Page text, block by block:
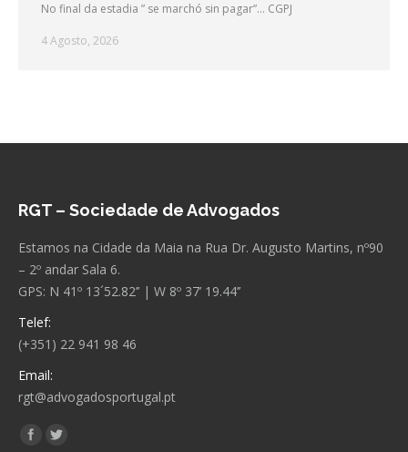
No final da estadia ” se marchó sin pagar”… CGPJ
4 Agosto, 2026
RGT – Sociedade de Advogados
Estamos na Cidade da Maia na Rua Dr. Augusto Martins, nº90
– 2º andar Sala 6.
GPS: N 41º 13´52.82’’ | W 8º 37’ 19.44’’
Telef:
(+351) 22 941 98 46
Email:
rgt@advogadosportugal.pt
Encontre-nos em:
Facebook
Twitter